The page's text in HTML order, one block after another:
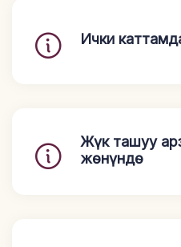
Ички
Жүк ташуу
жөнүндө